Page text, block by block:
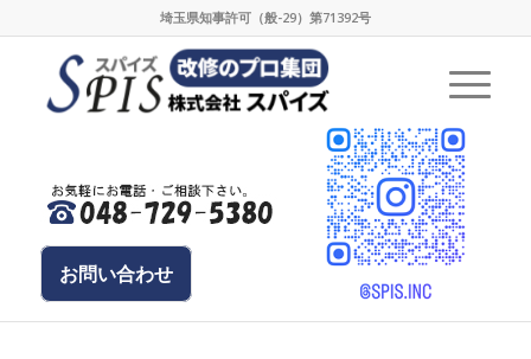
埼玉県知事許可（般-29）第71392号
お問い合わせ